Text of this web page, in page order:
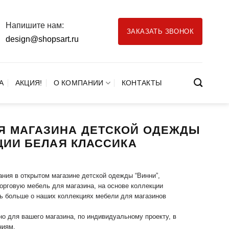
Напишите нам:
design@shopsart.ru
ЗАКАЗАТЬ ЗВОНОК
АКЦИЯ! О КОМПАНИИ КОНТАКТЫ
МАГАЗИНА ДЕТСКОЙ ОДЕЖДЫ
БЕЛАЯ КЛАССИКА
в открытом магазине детской одежды “Винни”,
мебель для магазина, на основе коллекции
о наших коллекциях мебели для магазинов
для вашего магазина, по индивидуальному проекту, в